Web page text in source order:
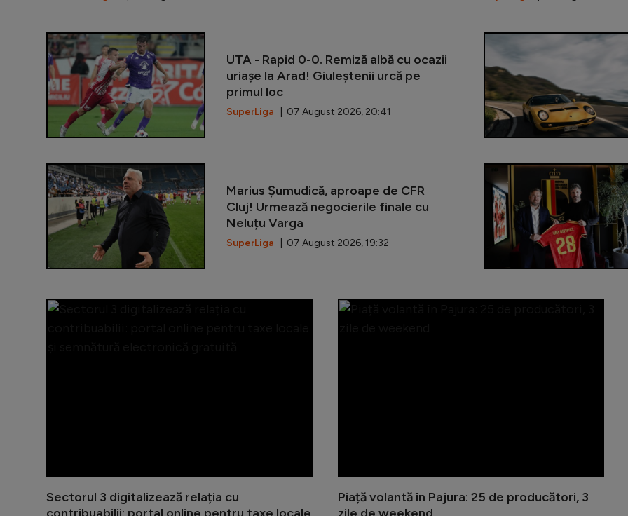
UTA - Rapid 0-0. Remiză albă cu ocazii
uriașe la Arad! Giuleștenii urcă pe
primul loc
SuperLiga | 07 August 2026, 20:41
Marius Șumudică, aproape de CFR
Cluj! Urmează negocierile finale cu
Neluțu Varga
SuperLiga | 07 August 2026, 19:32
Sectorul 3 digitalizează relația cu
contribuabilii: portal online pentru taxe locale
Piață volantă în Pajura: 25 de producători, 3
zile de weekend